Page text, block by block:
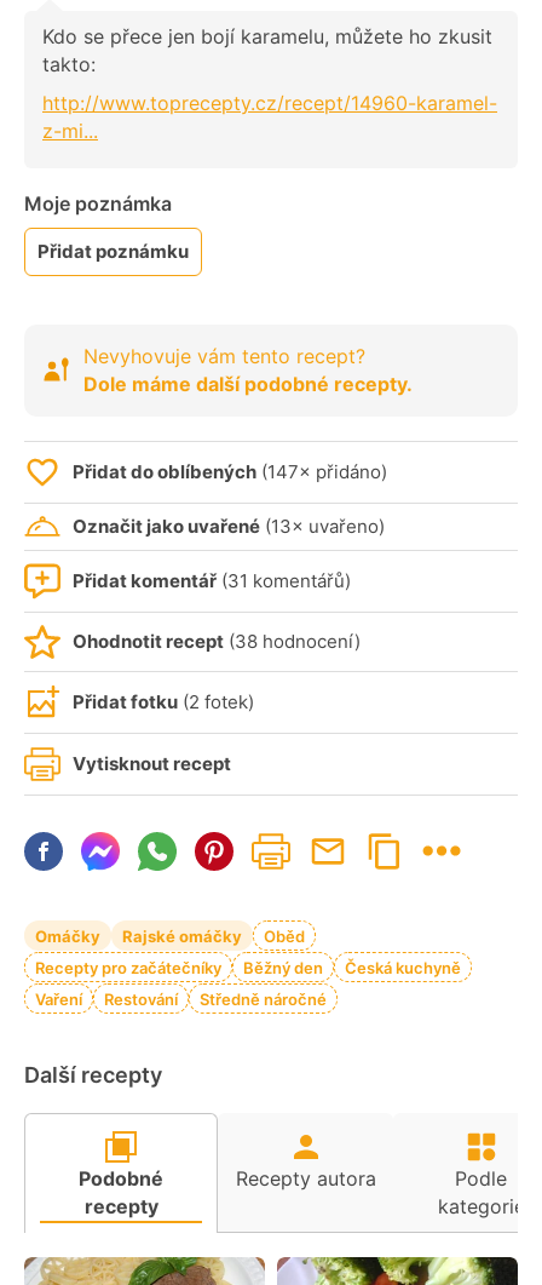
Kdo se přece jen bojí karamelu, můžete ho zkusit
takto:
http://www.toprecepty.cz/recept/14960-karamel-
z-mi...
Moje poznámka
Přidat poznámku
Nevyhovuje vám tento recept?
Dole máme další podobné recepty.
Přidat do oblíbených (147× přidáno)
Označit jako uvařené (13× uvařeno)
Přidat komentář (31 komentářů)
Ohodnotit recept (38 hodnocení)
Přidat fotku (2 fotek)
Vytisknout recept
Omáčky Rajské omáčky
Oběd
Recepty pro začátečníky
Běžný den
Česká kuchyně
Vaření
Restování Středně náročné
Další recepty
Podobné
recepty
Recepty autora
Podle
kategorie